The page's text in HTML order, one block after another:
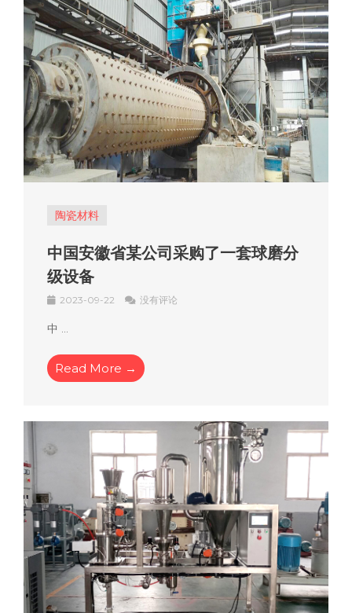
陶瓷材料
中国安徽省某公司采购了一套球磨分
级设备
2023-09-22 没有评论
中 ...
Read More →